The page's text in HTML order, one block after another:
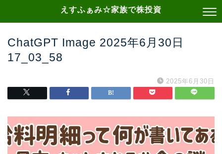
えすふぁみ☆家族で株投資
ChatGPT Image 2025年6月30日
17_03_58
2025年6月30日